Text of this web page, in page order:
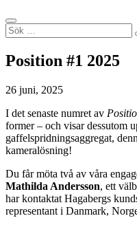
Position #1 2025
26 juni, 2025
I det senaste numret av
former – och visar dessutom
gaffelspridningsaggregat,
kameralösning!
Du får möta två av våra
Mathilda Andersson, ett
har kontaktat Hagabergs
representant i Danmark,